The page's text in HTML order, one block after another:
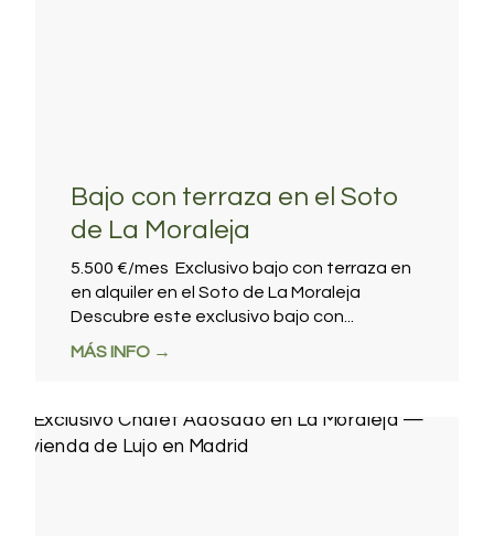
Bajo con terraza en el Soto
de La Moraleja
5.500 €/mes Exclusivo bajo con terraza en
en alquiler en el Soto de La Moraleja
Descubre este exclusivo bajo con...
MÁS INFO →